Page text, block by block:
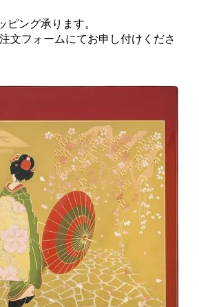
ピング承ります。
文フォームにてお申し付けくださ